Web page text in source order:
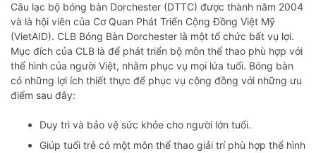
Câu lạc bộ bóng bàn Dorchester (DTTC) được thành năm 2004
và là hội viên của Cơ Quan Phát Triển Cộng Đồng Việt Mỹ
(VietAID). CLB Bóng Bàn Dorchester là một tổ chức bất vụ lợi.
Mục đích của CLB là để phát triển bộ môn thể thao phù hợp với
thể hình của người Việt, nhằm phục vụ mọi lứa tuổi. Bóng bàn
có những lợi ích thiết thực để phục vụ cộng đồng với những ưu
điểm sau đây:
Duy trì và bảo vệ sức khỏe cho người lớn tuổi.
Giúp tuổi trẻ có một môn thể thao giải trí phù hợp thể hình